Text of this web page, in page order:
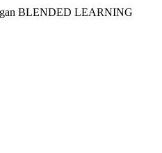
BLENDED LEARNING